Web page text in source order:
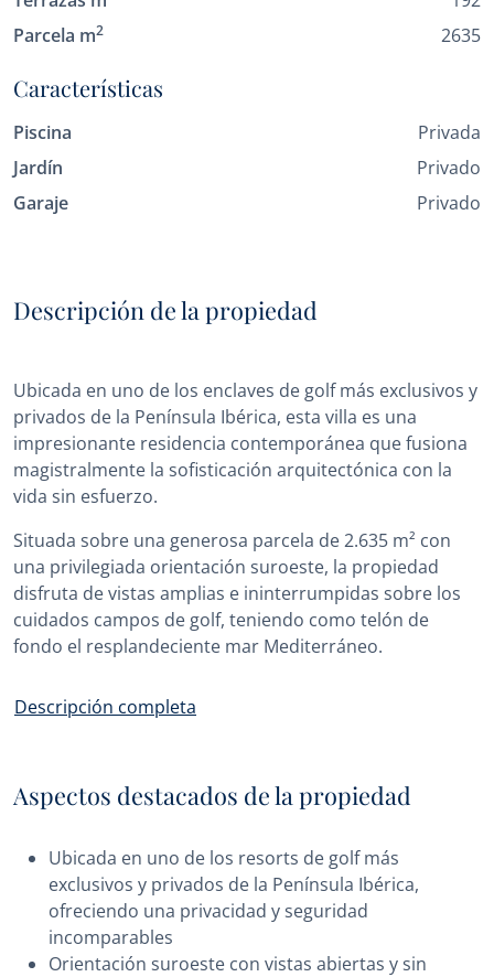
Parcela m2 2635
Características
Piscina
Privada
Jardín
Privado
Garaje
Privado
Descripción de la propiedad
Ubicada en uno de los enclaves de golf más exclusivos y
privados de la Península Ibérica, esta villa es una
impresionante residencia contemporánea que fusiona
magistralmente la sofisticación arquitectónica con la
vida sin esfuerzo.
Situada sobre una generosa parcela de 2.635 m² con
una privilegiada orientación suroeste, la propiedad
disfruta de vistas amplias e ininterrumpidas sobre los
cuidados campos de golf, teniendo como telón de
fondo el resplandeciente mar Mediterráneo.
Descripción completa
Aspectos destacados de la propiedad
Ubicada en uno de los resorts de golf más
exclusivos y privados de la Península Ibérica,
ofreciendo una privacidad y seguridad
incomparables
Orientación suroeste con vistas abiertas y sin